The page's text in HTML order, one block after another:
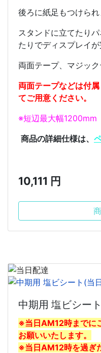
後ろに紙足もつけられ
スタンドに立てたり
たりでディスプレイが
両面テープ、マジック
両面テープなどは付
てご用意ください。
※短辺最大幅1200mm
商品の詳細仕様は、
10,111 円
中期用 塩ビシー
※当日AM12時までに
お願いいたします。
※当日AM12時を過ぎ